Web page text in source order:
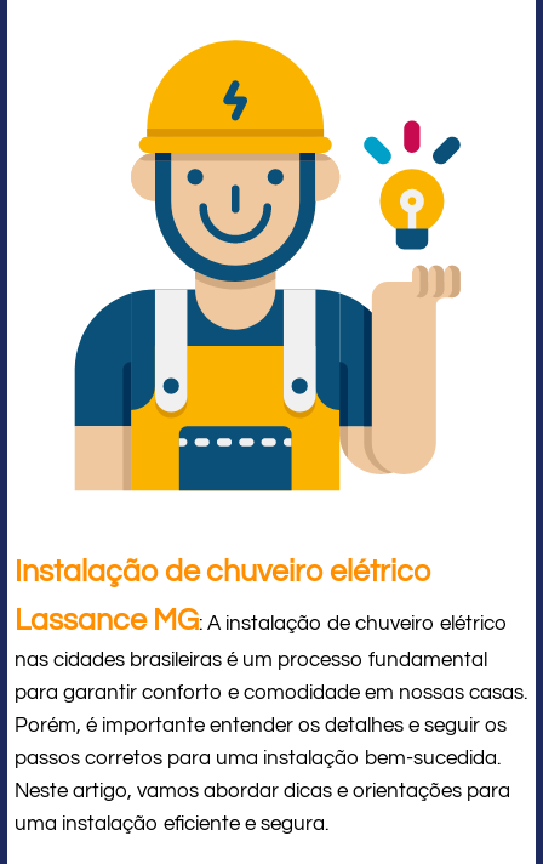
Instalação de chuveiro elétrico
Lassance MG: A instalação de chuveiro elétrico
nas cidades brasileiras é um processo fundamental
para garantir conforto e comodidade em nossas casas.
Porém, é importante entender os detalhes e seguir os
passos corretos para uma instalação bem-sucedida.
Neste artigo, vamos abordar dicas e orientações para
uma instalação eficiente e segura.